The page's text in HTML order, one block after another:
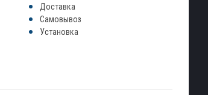
Доставка
Самовывоз
Установка